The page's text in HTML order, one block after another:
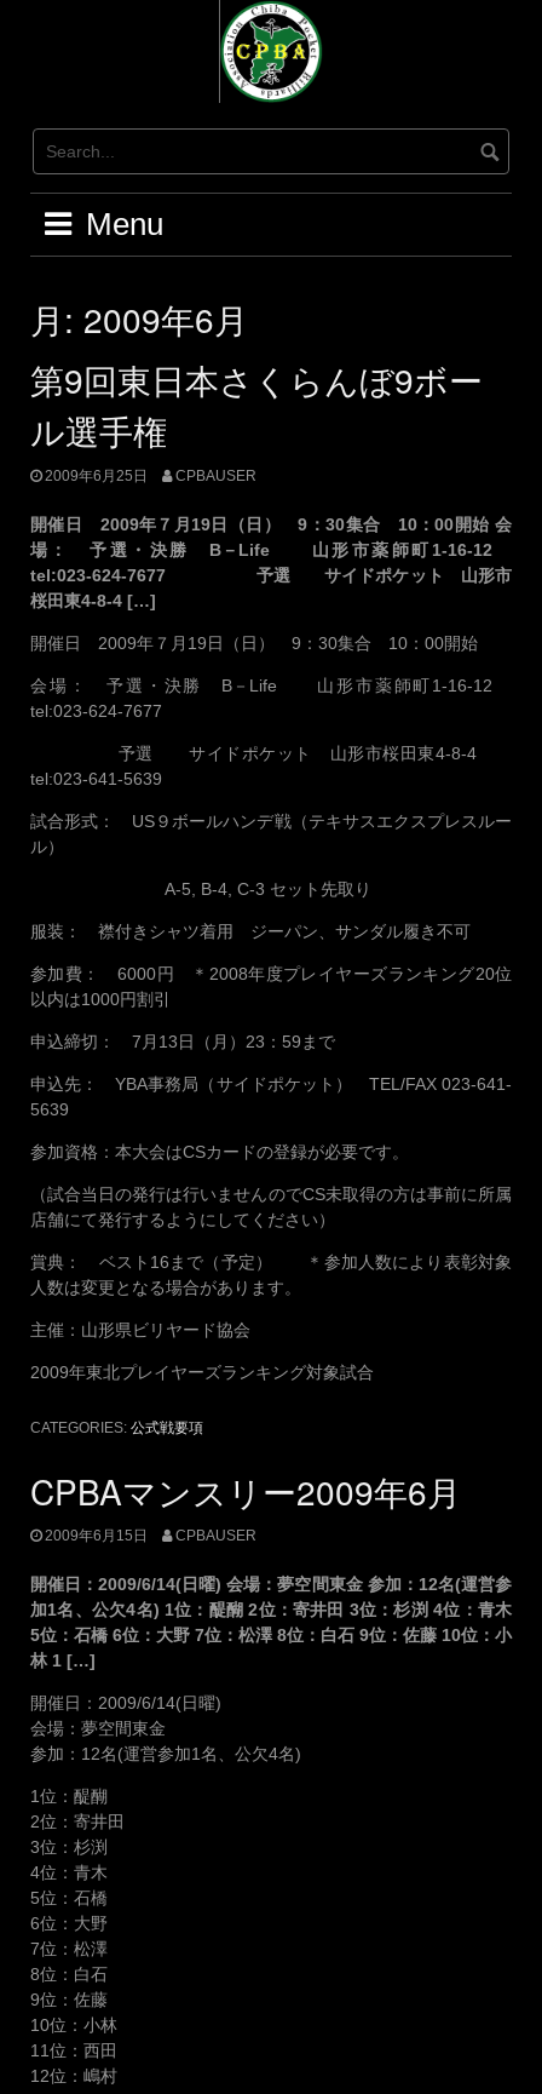
Menu
月: 2009年6月
第9回東日本さくらんぼ9ボー
ル選手権
2009年6月25日 CPBAUSER
開催日 2009年７月19日（日） 9：30集合 10：00開始 会
場： 予選・決勝 B－Life 山形市薬師町1-16-12
tel:023-624-7677 予選 サイドポケット 山形市
桜田東4-8-4 […]
開催日 2009年７月19日（日） 9：30集合 10：00開始
会場： 予選・決勝 B－Life 山形市薬師町1-16-12
tel:023-624-7677
予選 サイドポケット 山形市桜田東4-8-4
tel:023-641-5639
試合形式： US９ボールハンデ戦（テキサスエクスプレスルー
ル）
A-5, B-4, C-3 セット先取り
服装： 襟付きシャツ着用 ジーパン、サンダル履き不可
参加費： 6000円 ＊2008年度プレイヤーズランキング20位
以内は1000円割引
申込締切： 7月13日（月）23：59まで
申込先： YBA事務局（サイドポケット） TEL/FAX 023-641-
5639
参加資格：本大会はCSカードの登録が必要です。
（試合当日の発行は行いませんのでCS未取得の方は事前に所属
店舗にて発行するようにしてください）
賞典： ベスト16まで（予定） ＊参加人数により表彰対象
人数は変更となる場合があります。
主催：山形県ビリヤード協会
2009年東北プレイヤーズランキング対象試合
CATEGORIES: 公式戦要項
CPBAマンスリー2009年6月
2009年6月15日 CPBAUSER
開催日：2009/6/14(日曜) 会場：夢空間東金 参加：12名(運営参
加1名、公欠4名) 1位：醍醐 2位：寄井田 3位：杉渕 4位：青木
5位：石橋 6位：大野 7位：松澤 8位：白石 9位：佐藤 10位：小
林 1 […]
開催日：2009/6/14(日曜)
会場：夢空間東金
参加：12名(運営参加1名、公欠4名)
1位：醍醐
2位：寄井田
3位：杉渕
4位：青木
5位：石橋
6位：大野
7位：松澤
8位：白石
9位：佐藤
10位：小林
11位：西田
12位：嶋村